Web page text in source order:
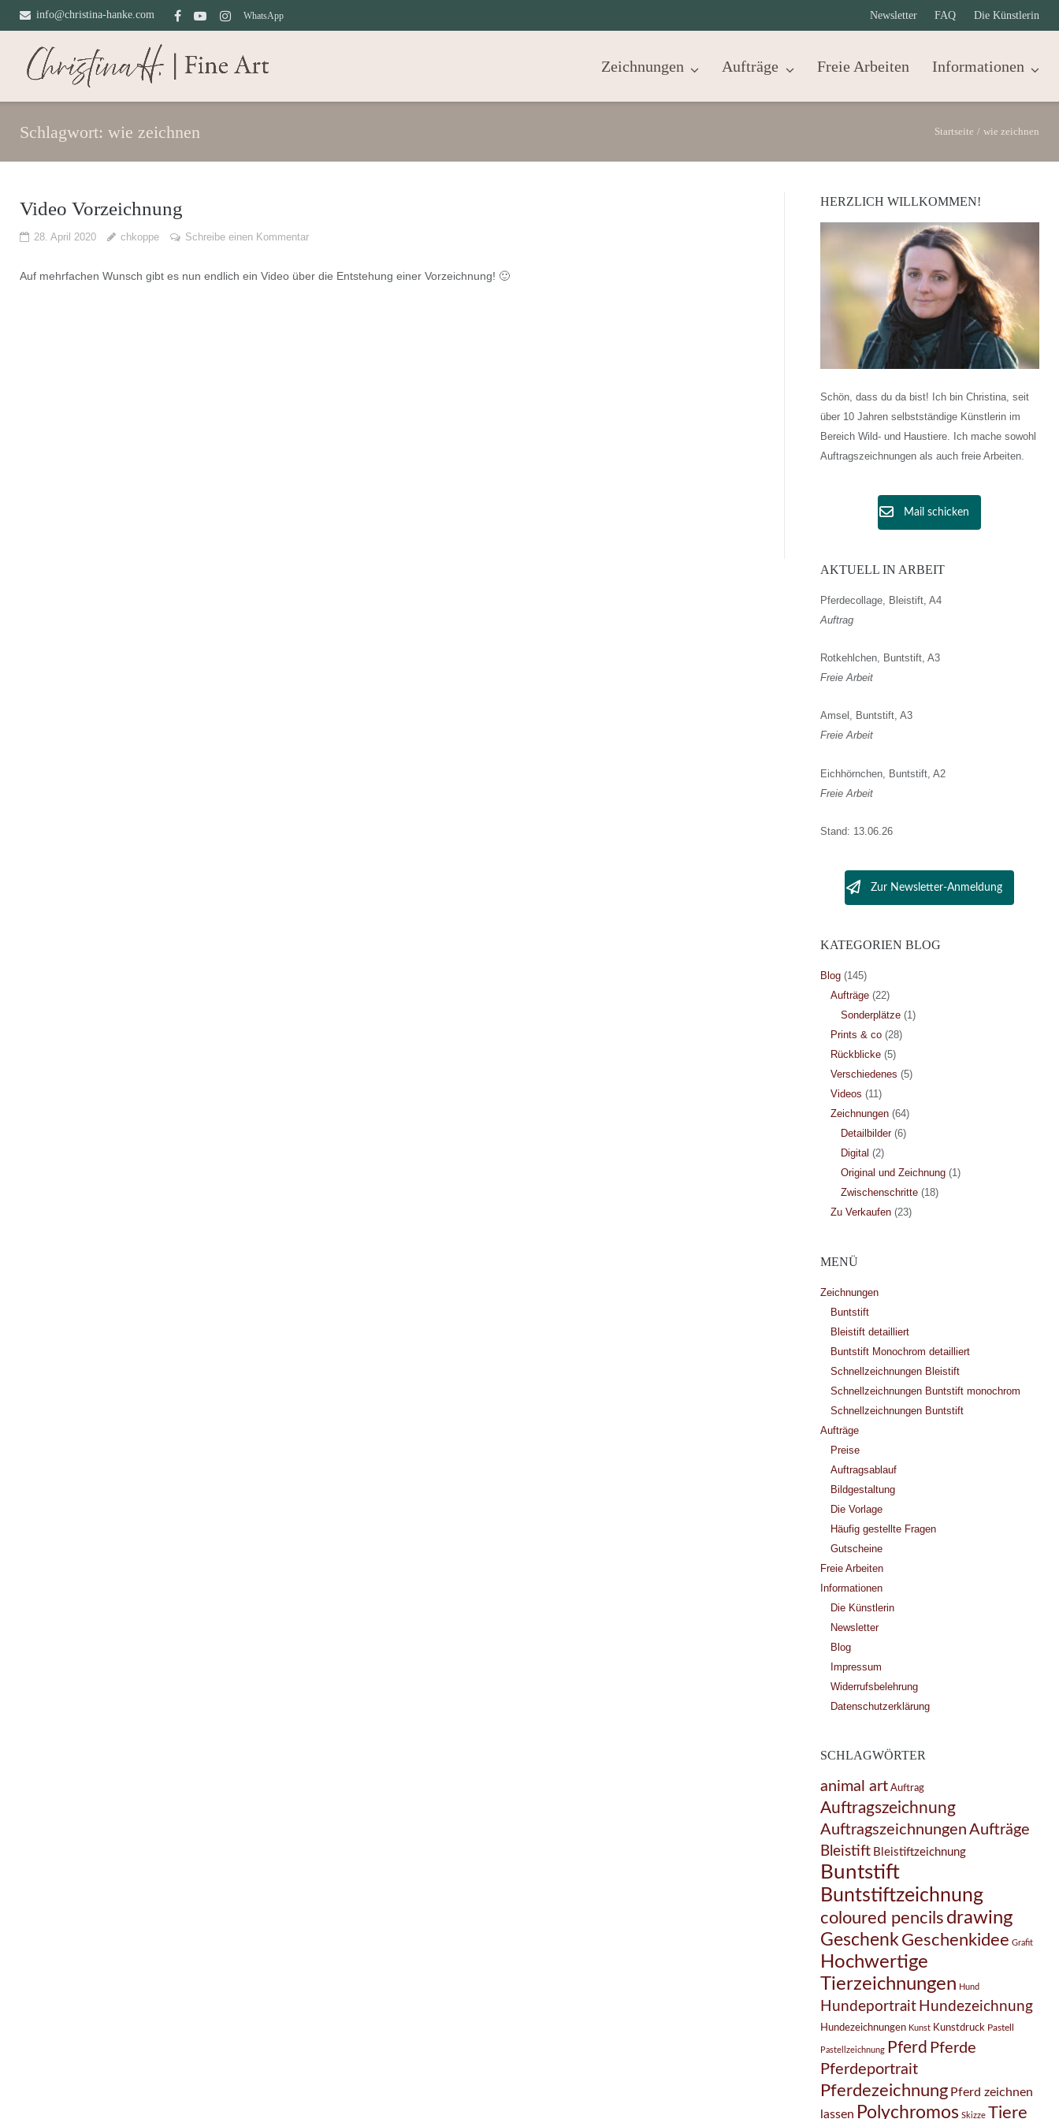
Direkt
info@christina-hanke.com WhatsApp Newsletter FAQ Die Künstlerin
Zeichnungen Aufträge Freie Arbeiten Informationen
Schlagwort: wie zeichnen Startseite / wie zeichnen
Video Vorzeichnung
28. April 2020 chkoppe Schreibe einen Kommentar
Auf mehrfachen Wunsch gibt es nun endlich ein Video über die Entstehung einer Vorzeichnung! 🙂
HERZLICH WILLKOMMEN!
Schön, dass du da bist! Ich bin Christina, seit
über 10 Jahren selbstständige Künstlerin im
Bereich Wild- und Haustiere. Ich mache sowohl
Auftragszeichnungen als auch freie Arbeiten.
Mail schicken
AKTUELL IN ARBEIT
Pferdecollage, Bleistift, A4
Auftrag
Rotkehlchen, Buntstift, A3
Freie Arbeit
Amsel, Buntstift, A3
Freie Arbeit
Eichhörnchen, Buntstift, A2
Freie Arbeit
Stand: 13.06.26
Zur Newsletter-Anmeldung
KATEGORIEN BLOG
Blog(145)
Aufträge(22)
Sonderplätze(1)
Prints & co(28)
Rückblicke(5)
Verschiedenes (5)
Videos (11)
Zeichnungen(64)
Detailbilder(6)
Digital (2)
Original und Zeichnung(1)
Zwischenschritte(18)
Zu Verkaufen(23)
MENÜ
Zeichnungen
Buntstift
Bleistift detailliert
Buntstift Monochrom detailliert
Schnellzeichnungen Bleistift
Schnellzeichnungen Buntstift monochrom
Schnellzeichnungen Buntstift
Aufträge
Preise
Auftragsablauf
Bildgestaltung
Die Vorlage
Häufig gestellte Fragen
Gutscheine
Freie Arbeiten
Informationen
Die Künstlerin
Newsletter
Blog
Impressum
Widerrufsbelehrung
Datenschutzerklärung
SCHLAGWÖRTER
animal art Auftrag
Auftragszeichnung
Auftragszeichnungen Aufträge
Bleistift Bleistiftzeichnung
Buntstift
Buntstiftzeichnung
coloured pencils drawing
Geschenk Geschenkidee Grafit
Hochwertige
Tierzeichnungen Hund
Hundeportrait Hundezeichnung
Hundezeichnungen Kunst Kunstdruck Pastell
Pastellzeichnung Pferd Pferde
Pferdeportrait
Pferdezeichnung Pferd zeichnen
lassen Polychromos Skizze Tiere